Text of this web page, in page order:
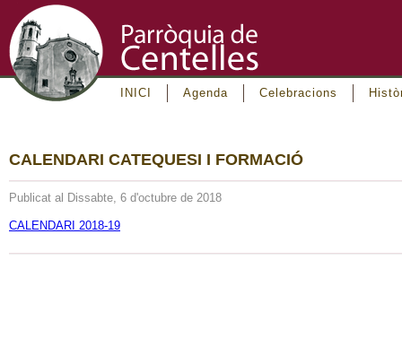
INICI Agenda Celebracions
CALENDARI CATEQUESI I FORMACIÓ
Publicat al Dissabte, 6 d'octubre de 2018
CALENDARI 2018-19